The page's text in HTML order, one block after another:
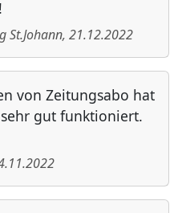
St.Johann, 21.12.2022
von Zeitungsabo hat
gut funktioniert.